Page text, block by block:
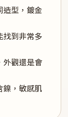
造型，鍍金
找到非常多
外觀還是會
鎳，敏感肌